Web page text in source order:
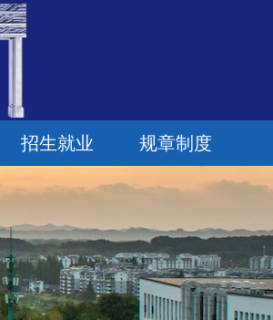
招生就业 规章制度